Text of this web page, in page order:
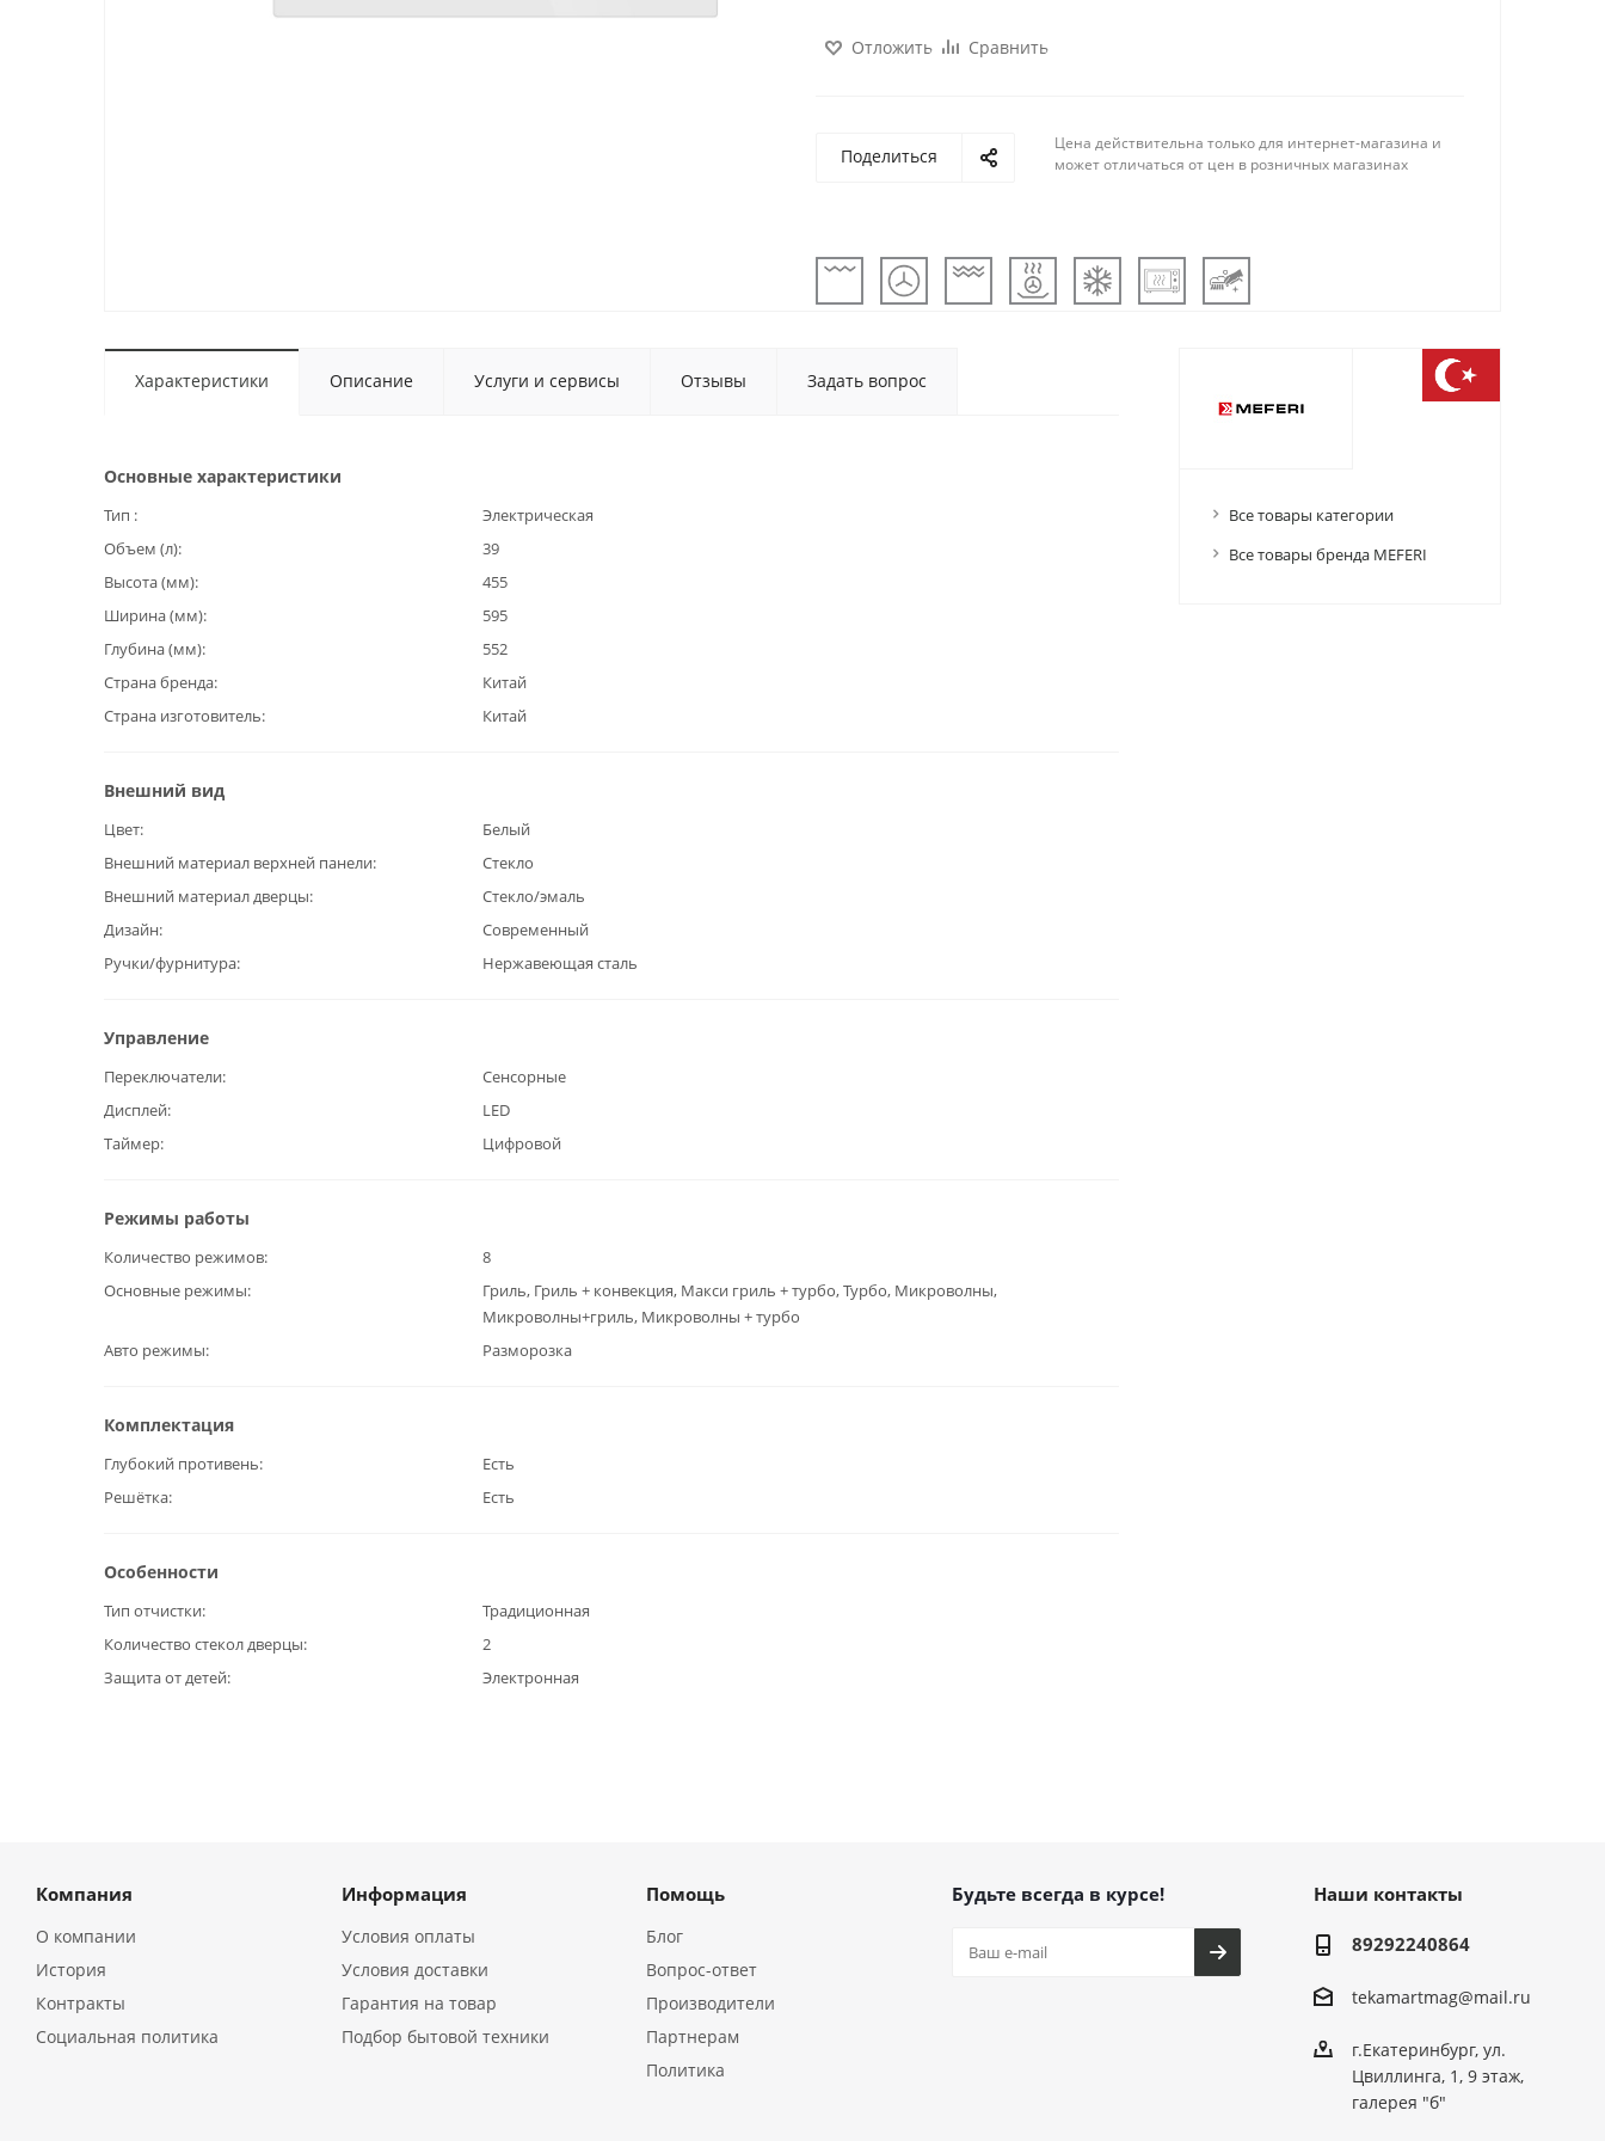
Отложить Сравнить
Поделиться
Цена действительна только для интернет-магазина и
может отличаться от цен в розничных магазинах
Характеристики Описание Услуги и сервисы Отзывы Задать вопрос
Основные характеристики
Тип
Электрическая
Объем (л)
39
Высота (мм)
455
Ширина (мм)
595
Глубина (мм)
552
Страна бренда
Китай
Страна изготовитель
Китай
Внешний вид
Цвет
Белый
Внешний материал верхней панели
Стекло
Внешний материал дверцы
Стекло/эмаль
Дизайн
Современный
Ручки/фурнитура
Нержавеющая сталь
Управление
Переключатели
Сенсорные
Дисплей
LED
Таймер
Цифровой
Режимы работы
Количество режимов
8
Основные режимы
Гриль, Гриль + конвекция, Макси гриль + турбо, Турбо, Микроволны,
Микроволны+гриль, Микроволны + турбо
Авто режимы
Разморозка
Комплектация
Глубокий противень
Есть
Решётка
Есть
Особенности
Тип отчистки
Традиционная
Количество стекол дверцы
2
Защита от детей
Электронная
Все товары категории
Все товары бренда MEFERI
Компания
О компании
История
Контракты
Социальная политика
Информация
Условия оплаты
Условия доставки
Гарантия на товар
Подбор бытовой техники
Помощь
Блог
Вопрос-ответ
Производители
Партнерам
Политика
Будьте всегда в курсе! Наши контакты
89292240864
tekamartmag@mail.ru
г.Екатеринбург, ул.
Цвиллинга, 1, 9 этаж,
галерея "б"